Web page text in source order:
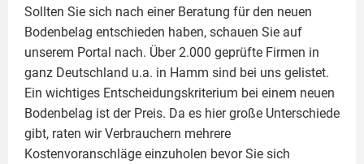
Sollten Sie sich nach einer Beratung für den neuen
Bodenbelag entschieden haben, schauen Sie auf
unserem Portal nach. Über 2.000 geprüfte Firmen in
ganz Deutschland u.a. in Hamm sind bei uns gelistet.
Ein wichtiges Entscheidungskriterium bei einem neuen
Bodenbelag ist der Preis. Da es hier große Unterschiede
gibt, raten wir Verbrauchern mehrere
Kostenvoranschläge einzuholen bevor Sie sich